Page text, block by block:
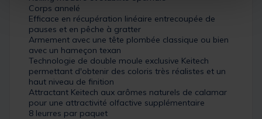
Corps annelé
Efficace en récupération linéaire entrecoupée de
pauses et en pêche à gratter
Armement avec une tête plombée classique ou bien
avec un hameçon texan
Technologie de double moule exclusive Keitech
permettant d'obtenir des coloris très réalistes et un
haut niveau de finition
Attractant Keitech aux arômes naturels de calamar
pour une attractivité olfactive supplémentaire
8 leurres par paquet